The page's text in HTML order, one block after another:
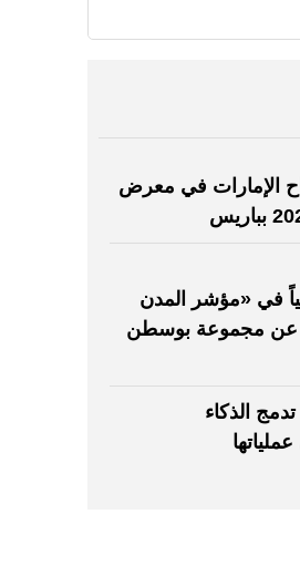
الإمارات في معرض
في «مؤشر المدن
عن مجموعة بوسطن
الذكاء